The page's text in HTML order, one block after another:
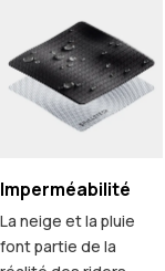
Imperméabilité
La neige et la pluie
font partie de la